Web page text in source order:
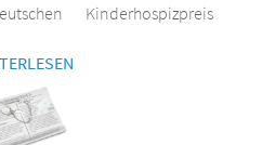
Kinderhospizpreis